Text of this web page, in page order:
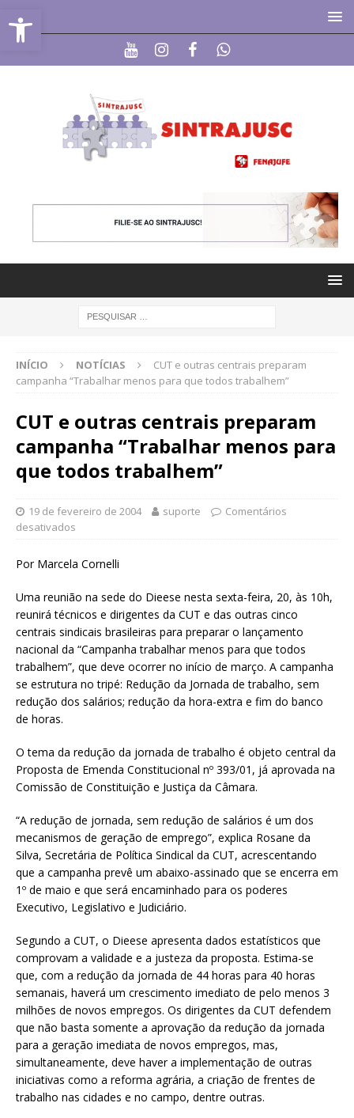
Abrir a barra de ferramentas
INÍCIO NOTÍCIAS
CUT e outras centrais preparam
campanha “Trabalhar menos para que todos trabalhem”
CUT e outras centrais preparam
campanha “Trabalhar menos para
que todos trabalhem”
19 de fevereiro de 2004 suporte
Comentários
desativados
Por Marcela Cornelli
Uma reunião na sede do Dieese nesta sexta-feira, 20, às 10h,
reunirá técnicos e dirigentes da CUT e das outras cinco
centrais sindicais brasileiras para preparar o lançamento
nacional da “Campanha trabalhar menos para que todos
trabalhem”, que deve ocorrer no início de março. A campanha
se estrutura no tripé: Redução da Jornada de trabalho, sem
redução dos salários; redução da hora-extra e fim do banco
de horas.
O tema da redução da jornada de trabalho é objeto central da
Proposta de Emenda Constitucional nº 393/01, já aprovada na
Comissão de Constituição e Justiça da Câmara.
“A redução de jornada, sem redução de salários é um dos
mecanismos de geração de emprego”, explica Rosane da
Silva, Secretária de Política Sindical da CUT, acrescentando
que a campanha prevê um abaixo-assinado que se encerra em
1º de maio e que será encaminhado para os poderes
Executivo, Legislativo e Judiciário.
Segundo a CUT, o Dieese apresenta dados estatísticos que
comprovam a validade e a justeza da proposta. Estima-se
que, com a redução da jornada de 44 horas para 40 horas
semanais, haverá um crescimento imediato de pelo menos 3
milhões de novos empregos. Os dirigentes da CUT defendem
que não basta somente a aprovação da redução da jornada
para a geração imediata de novos empregos, mas,
simultaneamente, deve haver a implementação de outras
iniciativas como a reforma agrária, a criação de frentes de
trabalho nas cidades e no campo, dentre outras.